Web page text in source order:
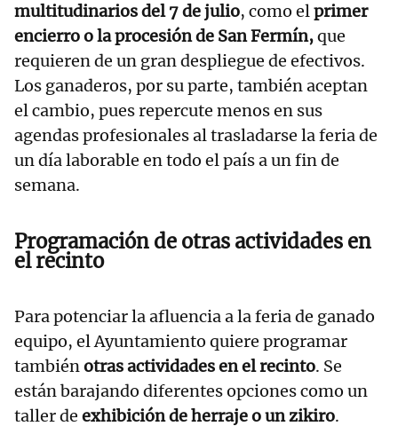
multitudinarios del 7 de julio, como elprimer
encierro o la procesión de San Fermín,que
requieren de un gran despliegue de efectivos.
Los ganaderos, por su parte, también aceptan
el cambio, pues repercute menos en sus
agendas profesionales al trasladarse la feria de
un día laborable en todo el país a un fin de
semana.
Programación de otras actividades en
el recinto
Para potenciar la afluencia a la feria de ganado
equipo, el Ayuntamiento quiere programar
tambiénotras actividades en el recinto. Se
están barajando diferentes opciones como un
taller de exhibición de herraje o un zikiro.